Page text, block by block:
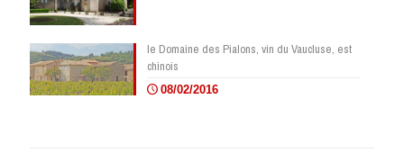
le Domaine des Pialons, vin du Vaucluse, est
chinois
08/02/2016